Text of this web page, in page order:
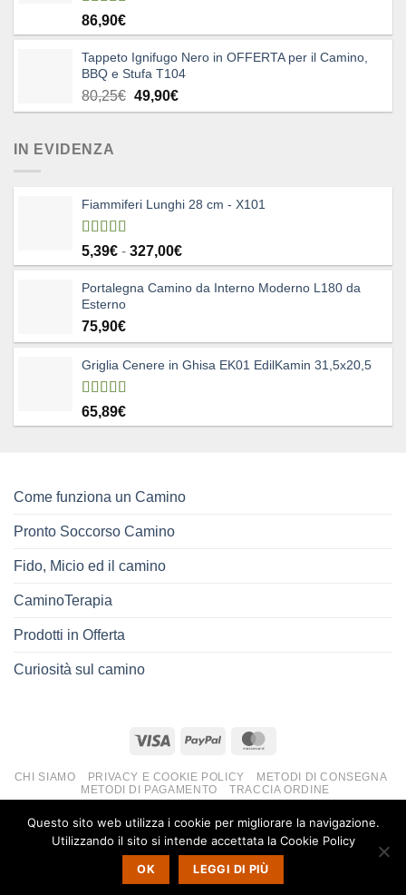
Valutato
5.00su 5
86,90€
Tappeto Ignifugo Nero in OFFERTA per il Camino,
BBQ e Stufa T104
80,25€ Il
prezzo
49,90€Il
prezzo
IN EVIDENZA
Fiammiferi Lunghi 28 cm - X101
Valutato
5.00su 5
5,39€ - 327,00€Fascia
di
prezzo:
a
327,00€
Portalegna Camino da Interno Moderno L180 da
Esterno
75,90€
Griglia Cenere in Ghisa EK01 EdilKamin 31,5x20,5
Valutato
4.83su 5
65,89€
Come funziona un Camino
Pronto Soccorso Camino
Fido, Micio ed il camino
CaminoTerapia
Prodotti in Offerta
Curiosità sul camino
CHI SIAMO PRIVACY E COOKIE POLICY
METODI DI CONSEGNA
METODI DI PAGAMENTO
TRACCIA ORDINE
Copyright 2026 ©Il Tuo Camino by Caminopoli di Manni
Renato
Racale.le – Via Gallipoli, 73 - Partita iva: 03336690759 - REA
219459
Questo sito web utilizza i cookie per migliorare la navigazione.
Utilizzando il sito si intende accettata la Cookie Policy
OK LEGGI DI PIÙ